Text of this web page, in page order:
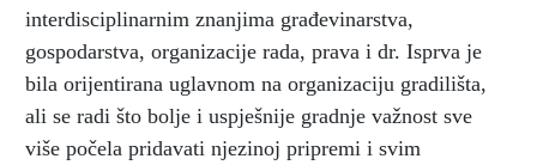
interdisciplinarnim znanjima građevinarstva,
gospodarstva, organizacije rada, prava i dr. Isprva je
bila orijentirana uglavnom na organizaciju gradilišta,
ali se radi što bolje i uspješnije gradnje važnost sve
više počela pridavati njezinoj pripremi i svim